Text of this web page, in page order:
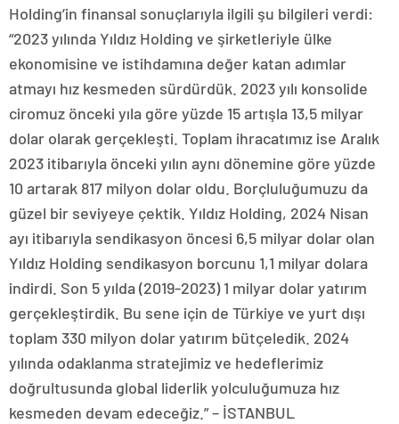
Holding’in finansal sonuçlarıyla ilgili şu bilgileri verdi:
“2023 yılında Yıldız Holding ve şirketleriyle ülke
ekonomisine ve istihdamına değer katan adımlar
atmayı hız kesmeden sürdürdük. 2023 yılı konsolide
ciromuz önceki yıla göre yüzde 15 artışla 13,5 milyar
dolar olarak gerçekleşti. Toplam ihracatımız ise Aralık
2023 itibarıyla önceki yılın aynı dönemine göre yüzde
10 artarak 817 milyon dolar oldu. Borçluluğumuzu da
güzel bir seviyeye çektik. Yıldız Holding, 2024 Nisan
ayı itibarıyla sendikasyon öncesi 6,5 milyar dolar olan
Yıldız Holding sendikasyon borcunu 1,1 milyar dolara
indirdi. Son 5 yılda (2019-2023) 1 milyar dolar yatırım
gerçekleştirdik. Bu sene için de Türkiye ve yurt dışı
toplam 330 milyon dolar yatırım bütçeledik. 2024
yılında odaklanma stratejimiz ve hedeflerimiz
doğrultusunda global liderlik yolculuğumuza hız
kesmeden devam edeceğiz.” – İSTANBUL